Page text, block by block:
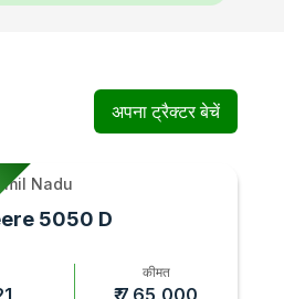
अपना ट्रैक्टर बेचें
Nadu
5050 D
कीमत
₹ 7,65,000